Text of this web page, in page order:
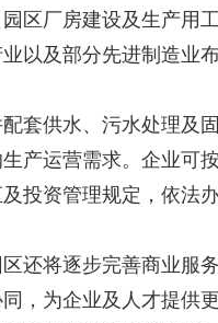
区厂房建设及生产用
以及部分先进制造业
供水、污水处理及
产运营需求。企业可
投资管理规定，依法
将逐步完善商业服
，为企业及人才提供